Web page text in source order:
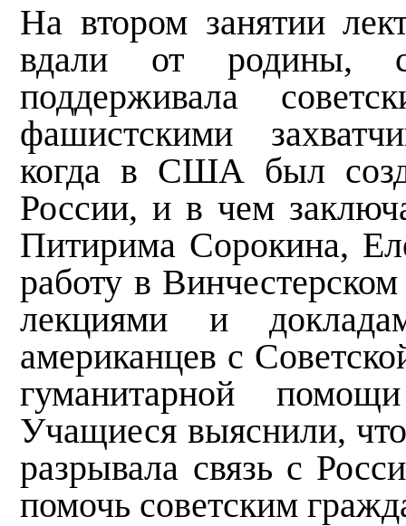
На втором занятии
вдали от родины,
поддерживала
фашистскими
когда в США был
России, и в чем
Питирима Сорокина,
работу в
лекциями и
американцев с
гуманитарной
Учащиеся выяснили,
разрывала связь с
помочь советским